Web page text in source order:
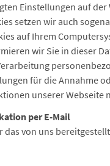
Einstellungen auf
setzen wir auch
auf Ihrem
wir Sie in dieser
für die Annahme
unserer
per E-Mail
das von uns